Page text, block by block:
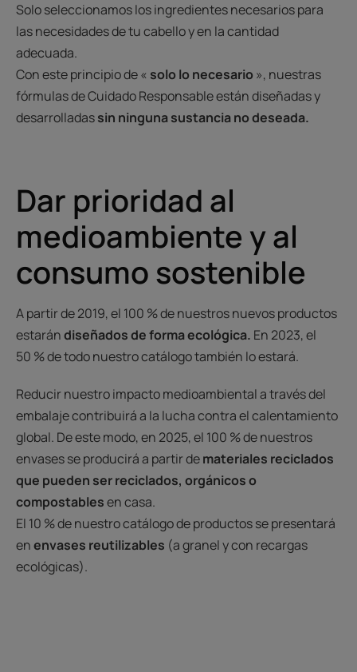
Solo seleccionamos los ingredientes necesarios para
las necesidades de tu cabello y en la cantidad
adecuada.
Con este principio de « solo lo necesario », nuestras
fórmulas de Cuidado Responsable están diseñadas y
desarrolladassin ninguna sustancia no deseada.
Dar prioridad al
medioambiente y al
consumo sostenible
A partir de 2019, el 100 % de nuestros nuevos productos
estarándiseñados de forma ecológica. En 2023, el
50 % de todo nuestro catálogo también lo estará.
Reducir nuestro impacto medioambiental a través del
embalaje contribuirá a la lucha contra el calentamiento
global. De este modo, en 2025, el 100 % de nuestros
envases se producirá a partir demateriales reciclados
que pueden ser reciclados, orgánicos o
compostablesen casa.
El 10 % de nuestro catálogo de productos se presentará
enenvases reutilizables (a granel y con recargas
ecológicas).